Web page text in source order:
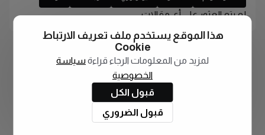
لم يتم العثور على أي مقالات
هذا الموقع يستخدم ملف تعريف الارتباط
Cookie
لمزيد من المعلومات الرجاء قراءة سياسة
الخصوصية
قبول الكل
قبول الضروري